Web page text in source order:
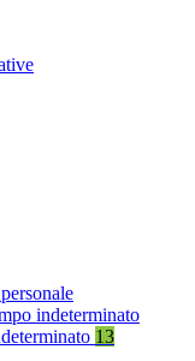
indeterminato
13